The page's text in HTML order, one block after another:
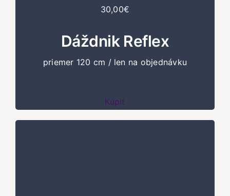
30,00€
Dáždnik Reflex
priemer 120 cm / len na objednávku
Kúpiť